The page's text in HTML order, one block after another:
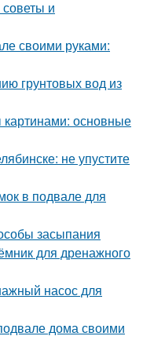
и
своими руками:
грунтовых вод из
картинами: основные
не упустите
в подвале для
засыпания
для дренажного
насос для
дома своими